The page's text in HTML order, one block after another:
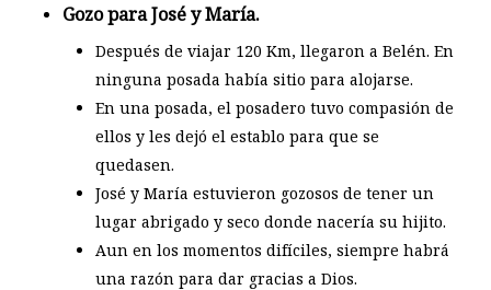
Gozo para José y María.
Después de viajar 120 Km, llegaron a Belén. En
ninguna posada había sitio para alojarse.
En una posada, el posadero tuvo compasión de
ellos y les dejó el establo para que se
quedasen.
José y María estuvieron gozosos de tener un
lugar abrigado y seco donde nacería su hijito.
Aun en los momentos difíciles, siempre habrá
una razón para dar gracias a Dios.